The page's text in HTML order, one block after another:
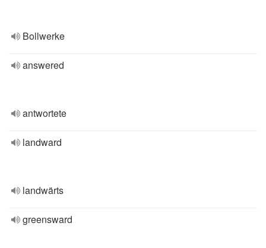
Bollwerke
answered
antwortete
landward
landwärts
greensward